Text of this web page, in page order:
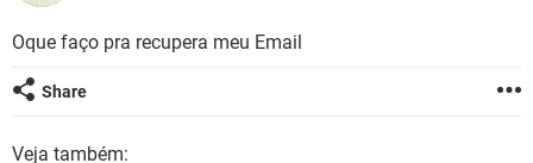
GUIA DE COMPRAS
INSTAGRAM GMAIL
CELULAR
OUTLOOK EXCEL
INSTAGRAM
JOGOS WHATSAPP
INSTAGRAM
Oque faço pra recupera meu Email
Share
Veja também: